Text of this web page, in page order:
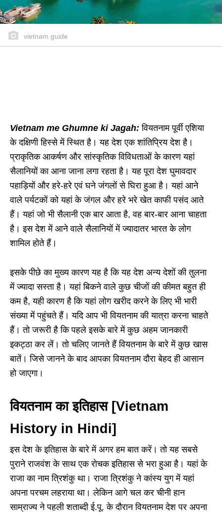
vietnam guide
Vietnam me Ghumne ki Jagah: वियतनाम पूर्वी एशिया
के दक्षिणी हिस्से में स्थित है। यह देश एक शांतिप्रिय देश है।
प्राकृतिक आकर्षण और सांस्कृतिक विविधताओं के कारण यहां
सैलानियों का आना जाना लगा रहता है। यह पूरा देश घुमावदार
पहाड़ियों और हरे-हरे एवं घने जंगलों से घिरा हुआ है। यहां आने
वाले पर्यटकों को यहां के जंगल और हरे भरे खेत काफी पसंद आते
हैं। यहां जो भी सैलानी एक बार आता है, वह बार-बार आना चाहता
है। इस देश में आने वाले सैलानियों में ज्यादातर भारत के लोग
शामिल होते हैं।
इसके पीछे का मुख्य कारण यह है कि यह देश अन्य देशों की तुलना
में ज्यादा सस्ता है। यहां बिकने वाले कुछ चीजों की कीमत बहुत ही
कम है, यही कारण है कि यहां लोग खरीद करने के लिए भी भारी
संख्या में पहुंचते हैं। यदि आप भी वियतनाम की यात्रा करना चाहते
हैं। तो जरूरी है कि पहले इसके बारे में कुछ अहम जानकारी
इकट्ठा कर लें। तो चलिए जानते हैं वियतनाम के बारे में कुछ खास
बातें। जिसे जानने के बाद आपका वियतनाम दौरा बेहद ही आसान
हो जाएगा।
वियतनाम का इतिहास [Vietnam
History in Hindi]
इस देश के इतिहास के बारे में अगर हम बात करें। तो यह सबसे
पुराने राजवंश के साथ एक रोचक इतिहास से भरा हुआ है। यहां के
राजा का नाम त्रिशंकु था। राजा त्रिशंकु ने कांस्य युग में यहां
अपना परचम लहराया था। लेकिन आगे चल कर चीनी हान
साम्राज्य ने पहली शताब्दी ई.पू. के दौरान वियतनाम देश पर अपना